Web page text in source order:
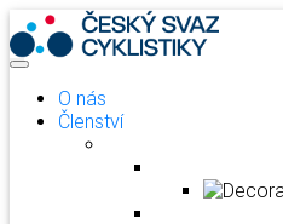
O nás
Členství